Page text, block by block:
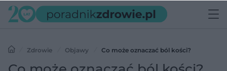
Zdrowie Objawy Co może oznaczać ból kości?